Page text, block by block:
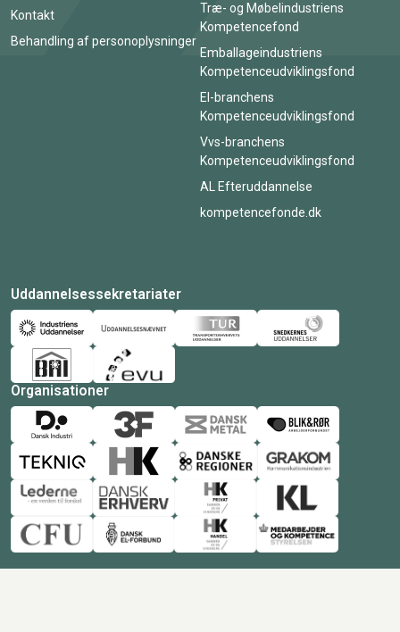
Kontakt
Behandling af personoplysninger
Træ- og Møbelindustriens
Kompetencefond
Emballageindustriens
Kompetenceudviklingsfond
El-branchens
Kompetenceudviklingsfond
Vvs-branchens
Kompetenceudviklingsfond
AL Efteruddannelse
kompetencefonde.dk
Uddannelsessekretariater
Organisationer